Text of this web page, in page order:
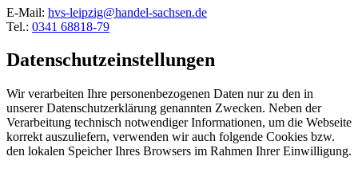
E-Mail: hvs-leipzig@handel-sachsen.de
Tel.: 0341 68818-79
Datenschutzeinstellungen
Wir verarbeiten Ihre personenbezogenen Daten nur zu den in
unserer Datenschutzerklärung genannten Zwecken. Neben der
Verarbeitung technisch notwendiger Informationen, um die Webseite
korrekt auszuliefern, verwenden wir auch folgende Cookies bzw.
den lokalen Speicher Ihres Browsers im Rahmen Ihrer Einwilligung.